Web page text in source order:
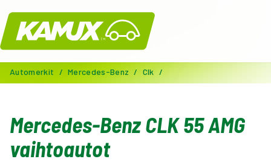
Kamux
Automerkit / Mercedes-Benz / Clk /
Mercedes-Benz CLK 55 AMG
vaihtoautot